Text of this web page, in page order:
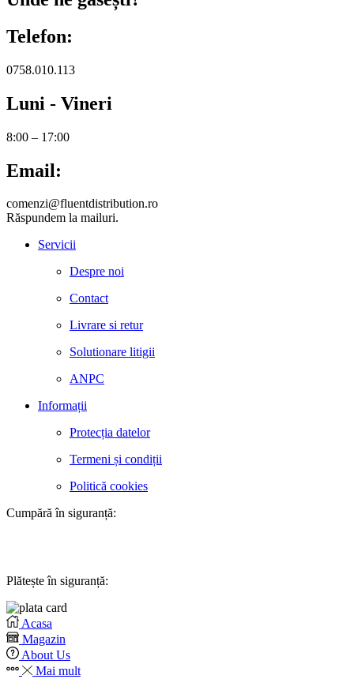
Telefon:
0758.010.113
Luni - Vineri
8:00 – 17:00
Email:
comenzi@fluentdistribution.ro
Răspundem la mailuri.
Servicii
Despre noi
Contact
Livrare si retur
Solutionare litigii
ANPC
Informații
Protecția datelor
Termeni și condiții
Politică cookies
Cumpără în siguranță:
Plătește în siguranță:
Acasa
Magazin
About Us
Mai mult